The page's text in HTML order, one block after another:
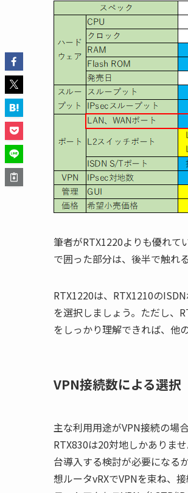
筆者がRTX1220よりも優れて
で囲った部分は、後半で触れ
RTX1220は、RTX1210の
を選択しましょう。ただし、
をしっかり理解できれば、他
VPN接続数による選択
主な利用用途がVPN接続の場
RTX830は20対地しかありま
台導入する検討が必要になる
想ルータvRXでVPNを束ね、